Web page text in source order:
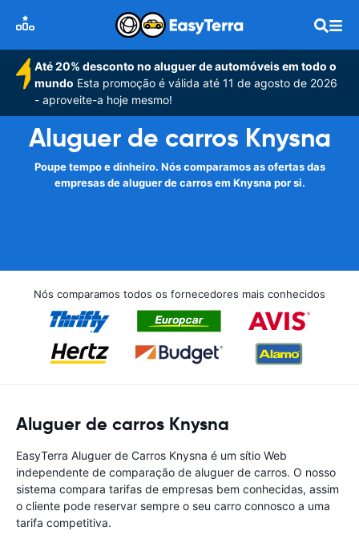
Até 20% desconto no aluguer de automóveis em todo o
mundo Esta promoção é válida até 11 de agosto de 2026
- aproveite-a hoje mesmo!
Aluguer de carros Knysna
Poupe tempo e dinheiro. Nós comparamos as ofertas das
empresas de aluguer de carros em Knysna por si.
Nós comparamos todos os fornecedores mais conhecidos
Aluguer de carros Knysna
EasyTerra Aluguer de Carros Knysna é um sítio Web
independente de comparação de aluguer de carros. O nosso
sistema compara tarifas de empresas bem conhecidas, assim
o cliente pode reservar sempre o seu carro connosco a uma
tarifa competitiva.